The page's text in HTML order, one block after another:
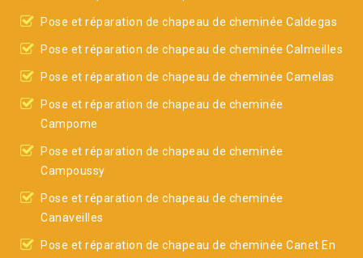
Pose et réparation de chapeau de cheminée Caldegas
Pose et réparation de chapeau de cheminée Calmeilles
Pose et réparation de chapeau de cheminée Camelas
Pose et réparation de chapeau de cheminée
Campome
Pose et réparation de chapeau de cheminée
Campoussy
Pose et réparation de chapeau de cheminée
Canaveilles
Pose et réparation de chapeau de cheminée Canet En